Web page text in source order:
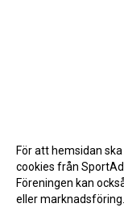
För att hemsidan
cookies från
Föreningen kan
eller